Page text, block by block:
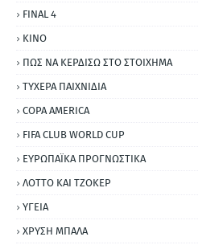
FINAL 4
ΚΙΝΟ
ΠΩΣ ΝΑ ΚΕΡΔΙΣΩ ΣΤΟ ΣΤΟΙΧΗΜΑ
ΤΥΧΕΡΑ ΠΑΙΧΝΙΔΙΑ
COPA AMERICA
FIFA CLUB WORLD CUP
ΕΥΡΩΠΑΪΚΑ ΠΡΟΓΝΩΣΤΙΚΑ
ΛΟΤΤΟ ΚΑΙ ΤΖΟΚΕΡ
ΥΓΕΙΑ
ΧΡΥΣΗ ΜΠΑΛΑ